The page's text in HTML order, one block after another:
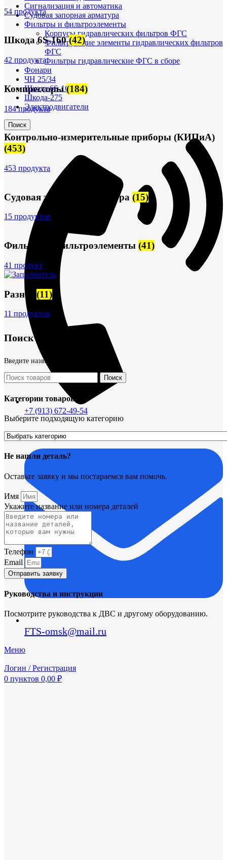
Сигнализация и автоматика
Судовая запорная арматура
Фильтры и фильтроэлементы
Корпусы гидравлических фильтров ФГС
Фильтрующие элементы гидравлических фильтров
ФГС
Фильтры гидравлические ФГС в сборе
Фонари
ЧН 25/34
Шкода 6S-160
Шкода-275
Электродвигатели
Поиск
+7 (913) 672-49-54
FTS-omsk@mail.ru
Меню
Логин / Регистрация
0 пунктов 0,00 ₽
54 продукта
Шкода 6S-160(42)
42 продукта
Компрессоры(184)
184 продукта
Контрольно-измерительные приборы (КИПиА)
(453)
453 продукта
Судовая запорная арматура (15)
15 продуктов
Фильтры и фильтроэлементы (41)
41 продукт
Разное (11)
11 продуктов
Поиск товаров
Введите название детали
Поиск
Категории товаров
Выберите подходящую категорию
Не нашли деталь?
Оставьте заявку и мы постараемся вам помочь.
Имя
Укажите название или номера деталей
Телефон
Email
Отправить заявку
Руководства и инструкции
Посмотрите руководства к ДВС и другому оборудованию.